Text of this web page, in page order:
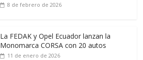
8 de febrero de 2026
La FEDAK y Opel Ecuador lanzan la
Monomarca CORSA con 20 autos
11 de enero de 2026